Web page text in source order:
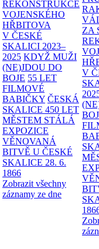
REKONSTRUKCE
VOJENSKÉHO
HŘBITOVA
V ČESKÉ
SKALICI 2023–
2025 KDYŽ MUŽI
(NE)JDOU DO
BOJE 55 LET
FILMOVÉ
BABIČKY ČESKÁ
SKALICE 450 LET
MĚSTEM STÁLÁ
EXPOZICE
VĚNOVANÁ
BITVĚ U ČESKÉ
SKALICE 28. 6.
1866
Zobrazit všechny
záznamy ze dne
ZA
V